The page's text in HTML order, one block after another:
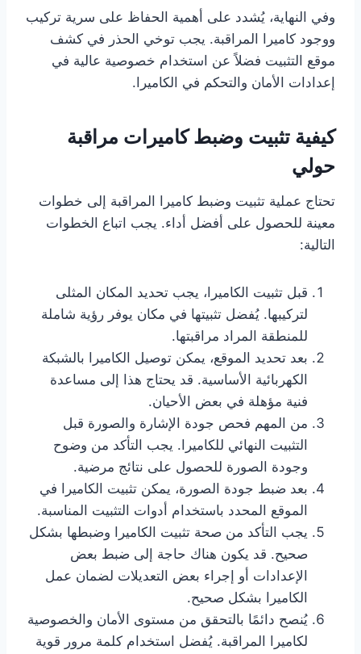
وفي النهاية، يُشدد على أهمية الحفاظ على سرية تركيب
ووجود كاميرا المراقبة. يجب توخي الحذر في كشف
موقع التثبيت فضلاً عن استخدام خصوصية عالية في
إعدادات الأمان والتحكم في الكاميرا.
كيفية تثبيت وضبط كاميرات مراقبة
حولي
تحتاج عملية تثبيت وضبط كاميرا المراقبة إلى خطوات
معينة للحصول على أفضل أداء. يجب اتباع الخطوات
التالية:
قبل تثبيت الكاميرا، يجب تحديد المكان المثلى
لتركيبها. يُفضل تثبيتها في مكان يوفر رؤية شاملة
للمنطقة المراد مراقبتها.
بعد تحديد الموقع، يمكن توصيل الكاميرا بالشبكة
الكهربائية الأساسية. قد يحتاج هذا إلى مساعدة
فنية مؤهلة في بعض الأحيان.
من المهم فحص جودة الإشارة والصورة قبل
التثبيت النهائي للكاميرا. يجب التأكد من وضوح
وجودة الصورة للحصول على نتائج مرضية.
بعد ضبط جودة الصورة، يمكن تثبيت الكاميرا في
الموقع المحدد باستخدام أدوات التثبيت المناسبة.
يجب التأكد من صحة تثبيت الكاميرا وضبطها بشكل
صحيح. قد يكون هناك حاجة إلى ضبط بعض
الإعدادات أو إجراء بعض التعديلات لضمان عمل
الكاميرا بشكل صحيح.
يُنصح دائمًا بالتحقق من مستوى الأمان والخصوصية
لكاميرا المراقبة. يُفضل استخدام كلمة مرور قوية